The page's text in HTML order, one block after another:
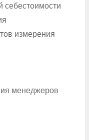
себестоимости
измерения
менеджеров